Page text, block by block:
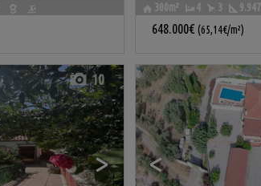
300m² 4 3
648.000€ (65,14€/m²)
>
10
<